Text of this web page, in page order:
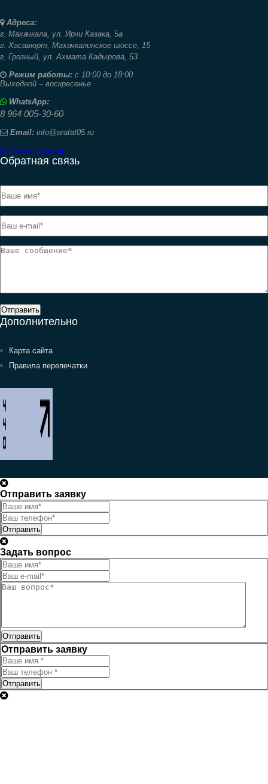
Адреса:
г. Махачкала, ул. Ирчи Казака, 5а
г. Хасавюрт, Махачкалинское шоссе, 15
г. Грозный, ул. Ахмата Кадырова, 53
Режим работы: с 10:00 до 18:00.
Выходной – воскресенье.
WhatsApp:
8 964 005-30-60
Email: info@arafat05.ru
Схема проезда
Обратная связь
Отправить
Дополнительно
Карта сайта
Правила перепечатки
Отправить заявку
Отправить
Задать вопрос
Отправить
Отправить заявку
Отправить